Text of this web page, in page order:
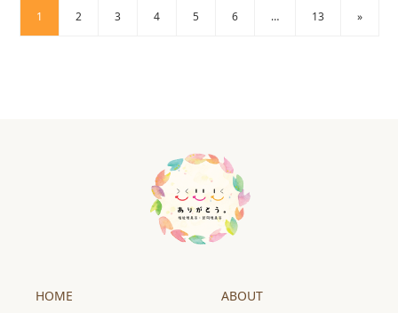
1 2 3 4 5 6 … 13 »
HOME ABOUT